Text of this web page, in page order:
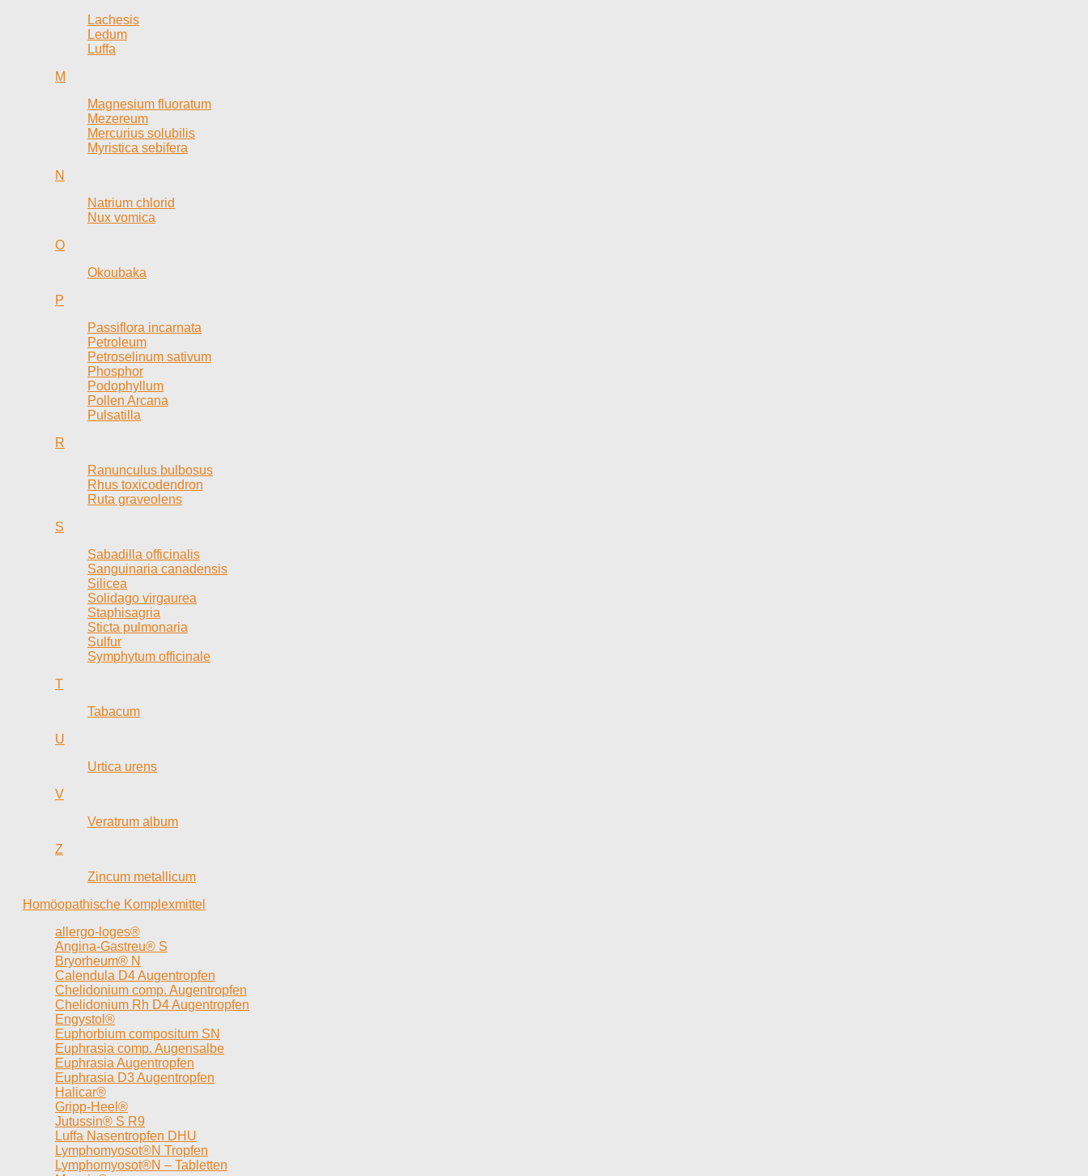
Lachesis
Ledum
Luffa
M
Magnesium fluoratum
Mezereum
Mercurius solubilis
Myristica sebifera
N
Natrium chlorid
Nux vomica
O
Okoubaka
P
Passiflora incarnata
Petroleum
Petroselinum sativum
Phosphor
Podophyllum
Pollen Arcana
Pulsatilla
R
Ranunculus bulbosus
Rhus toxicodendron
Ruta graveolens
S
Sabadilla officinalis
Sanguinaria canadensis
Silicea
Solidago virgaurea
Staphisagria
Sticta pulmonaria
Sulfur
Symphytum officinale
T
Tabacum
U
Urtica urens
V
Veratrum album
Z
Zincum metallicum
Homöopathische Komplexmittel
allergo-loges®
Angina-Gastreu® S
Bryorheum® N
Calendula D4 Augentropfen
Chelidonium comp. Augentropfen
Chelidonium Rh D4 Augentropfen
Engystol®
Euphorbium compositum SN
Euphrasia comp. Augensalbe
Euphrasia Augentropfen
Euphrasia D3 Augentropfen
Halicar®
Gripp-Heel®
Jutussin® S R9
Luffa Nasentropfen DHU
Lymphomyosot®N Tropfen
Lymphomyosot®N – Tabletten